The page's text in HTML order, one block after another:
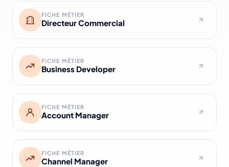
FICHE MÉTIER
Directeur Commercial
FICHE MÉTIER
Business Developer
FICHE MÉTIER
Account Manager
FICHE MÉTIER
Channel Manager